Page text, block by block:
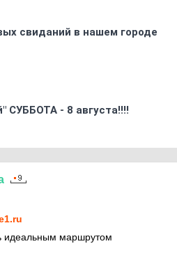
свиданий в нашем городе
СУББОТА - 8 августа!!!!
идеальным маршрутом